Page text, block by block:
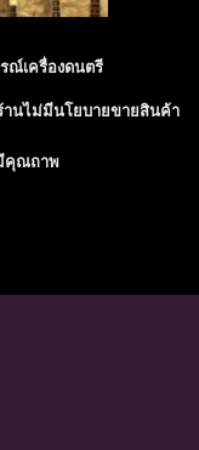
ณ์เครื่องดนตรี
านไม่มีนโยบายขายสินค้า
คุณถาพ